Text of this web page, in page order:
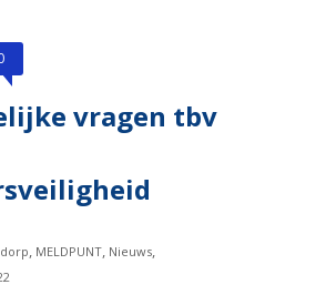
vragen tbv
, MELDPUNT, Nieuws,